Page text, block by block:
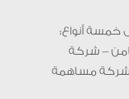
خمسة أنواع:
– شركة
– شركة مساهمة